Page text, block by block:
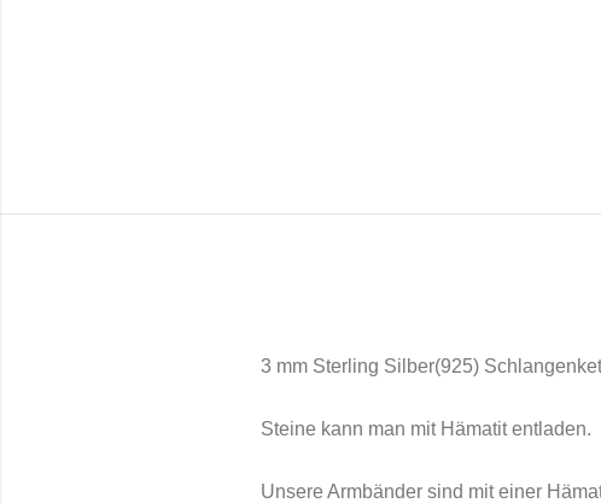
3 mm Sterling Silber(925)
Steine kann man mit Hämatit entladen.
Unsere Armbänder sind mit einer